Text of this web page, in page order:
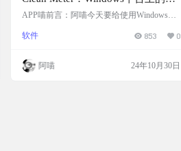
感器监控小组件，通过HWInfo提供
性能信息
APP喵前言：阿喵今天要给使用Windows系
——Clean Meter。这是一个桌面小组件，能
的设计非常简洁，可以让你在屏幕上实时查
看系统的性能数据，比如CPU和GPU的温
软件 853 0
阿喵 24年10月30日